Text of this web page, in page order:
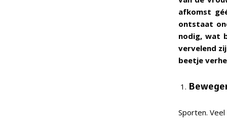
afkomst
ontstaat
nodig, wat
vervelend
beetje
Sporten.